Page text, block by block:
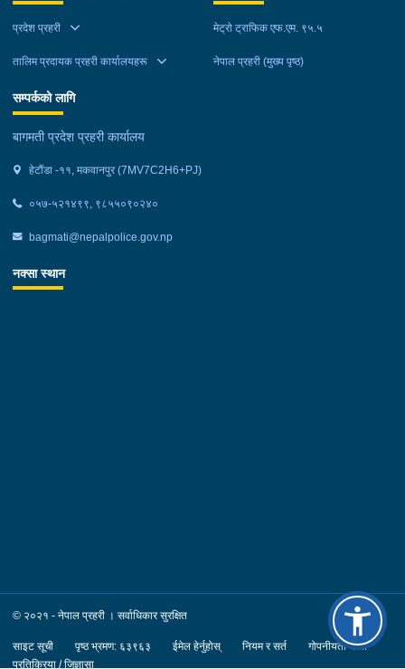
भईरहेको छ ।
प्रदेश प्रहरी
तालिम प्रदायक प्रहरी कार्यालयहरू
मेट्रो ट्राफिक एफ.एम. ९५.५
नेपाल प्रहरी (मुख्य पृष्ठ)
सम्पर्कको लागि
बागमती प्रदेश प्रहरी कार्यालय
हेटौंडा -११, मकवानपुर (7MV7C2H6+PJ)
०५७-५२१४९९, ९८५५०९०२४०
bagmati@nepalpolice.gov.np
नक्सा स्थान
© २०२१ - नेपाल प्रहरी । सर्वाधिकार सुरक्षित
साइट सूची पृष्ठ भ्रमण: ६३९६३ ईमेल हेर्नुहोस् नियम र सर्त
गोपनीयता नीति
प्रतिक्रिया / जिज्ञासा